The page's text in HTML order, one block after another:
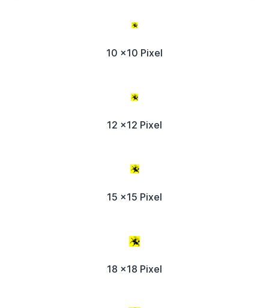
10 x10 Pixel
12 x12 Pixel
15 x15 Pixel
18 x18 Pixel